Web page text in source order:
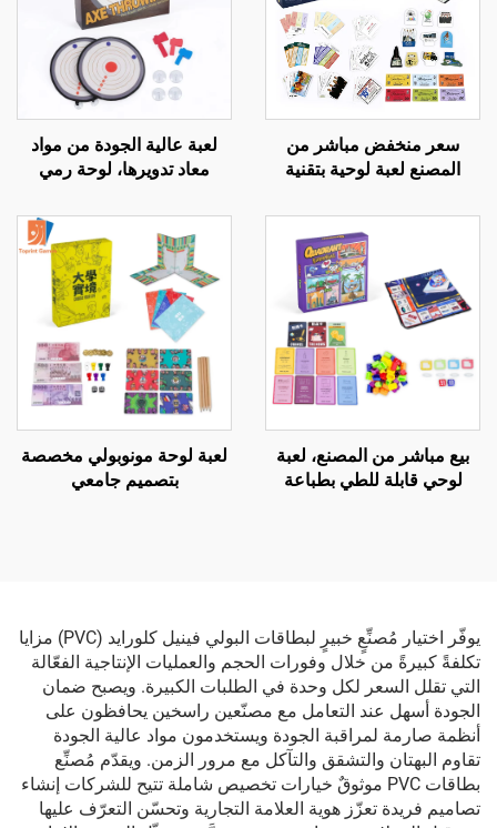
سعر منخفض مباشر من
المصنع لعبة لوحية بتقنية
جماعية ممتعة مونوبولي
لعبة عالية الجودة من مواد
معاد تدويرها، لوحة رمي
للأطفال، لعبة أهداف آمنة
للعائلة مع فؤوس إسفنجية
بيع مباشر من المصنع، لعبة
لوحي قابلة للطي بطباعة
لعبة لوحة مونوبولي مخصصة
بتصميم جامعي
يوفّر اختيار مُصنِّعٍ خبيرٍ لبطاقات البولي فينيل كلورايد (PVC) مزايا
تكلفةً كبيرةً من خلال وفورات الحجم والعمليات الإنتاجية الفعّالة
التي تقلل السعر لكل وحدة في الطلبات الكبيرة. ويصبح ضمان
الجودة أسهل عند التعامل مع مصنّعين راسخين يحافظون على
أنظمة صارمة لمراقبة الجودة ويستخدمون مواد عالية الجودة
تقاوم البهتان والتشقق والتآكل مع مرور الزمن. ويقدّم مُصنِّع
بطاقات PVC موثوقٌ خيارات تخصيص شاملة تتيح للشركات إنشاء
تصاميم فريدة تعزّز هوية العلامة التجارية وتحسّن التعرّف عليها